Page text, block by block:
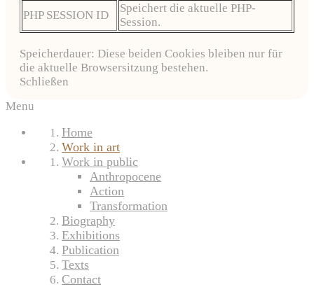
PHP SESSION ID
Speichert die aktuelle PHP-
Session.
Speicherdauer: Diese beiden Cookies bleiben nur für
die aktuelle Browsersitzung bestehen.
Schließen
Menu
Home
Work in art
Work in public
Anthropocene
Action
Transformation
Biography
Exhibitions
Publication
Texts
Contact